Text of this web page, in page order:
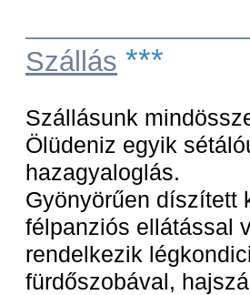
Szállás ***
Szállásunk
Ölüdeniz egyik
hazagyaloglás.
Gyönyörűen díszített
félpanziós ellátással
rendelkezik
fürdőszobával,